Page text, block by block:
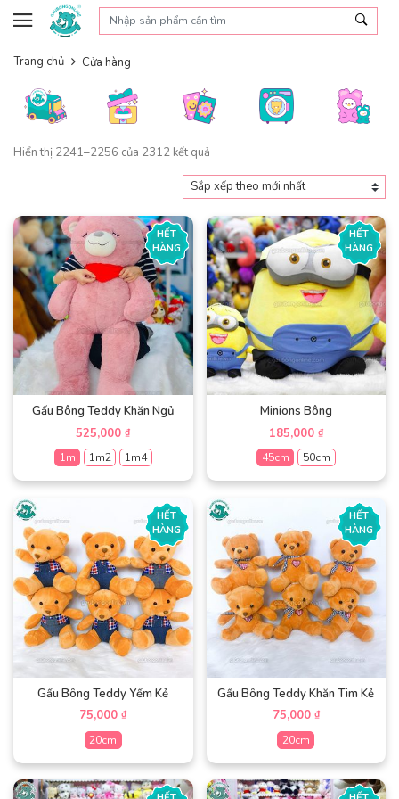
Skip to content
Trang chủ Cửa hàng
Hiển thị 2241–2256 của 2312 kết quả
xếp
theo
mới
nhất
Gấu Bông Teddy Khăn Ngủ
525,000₫
HẾT
HÀNG
1m 1m2 1m4
Sản
có
nhiều
biến
thể.
Các
tùy
chọn
có
thể
được
chọn
trang
phẩm
Minions Bông
185,000 ₫
HẾT
HÀNG
45cm 50cm
Sản
có
nhiều
biến
thể.
Các
tùy
chọn
thể
được
chọn
trang
phẩm
Gấu Bông Teddy Yếm Kẻ
75,000₫
HẾT
HÀNG
20cm
Sản
phẩm
Gấu Bông Teddy Khăn Tim Kẻ
75,000 ₫
HẾT
HÀNG
20cm
Sản
phẩm